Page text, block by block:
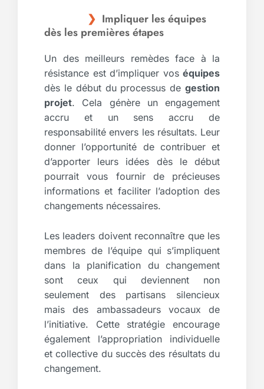
Impliquer les équipes
dès les premières étapes
Un des meilleurs remèdes face à la
résistance est d’impliquer vos équipes
dès le début du processus de gestion
projet. Cela génère un engagement
accru et un sens accru de
responsabilité envers les résultats. Leur
donner l’opportunité de contribuer et
d’apporter leurs idées dès le début
pourrait vous fournir de précieuses
informations et faciliter l’adoption des
changements nécessaires.
Les leaders doivent reconnaître que les
membres de l’équipe qui s’impliquent
dans la planification du changement
sont ceux qui deviennent non
seulement des partisans silencieux
mais des ambassadeurs vocaux de
l’initiative. Cette stratégie encourage
également l’appropriation individuelle
et collective du succès des résultats du
changement.